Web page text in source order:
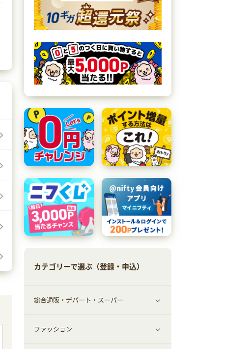
カテゴリーで選ぶ（登録・申込）
総合通販・デパート・スーパー
すべて見る
ファッション